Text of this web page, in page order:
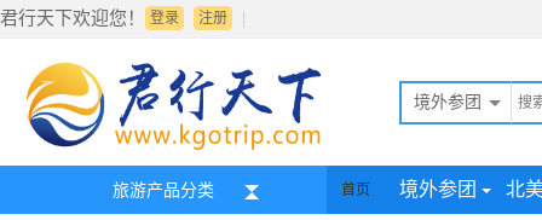
君行天下欢迎您！ 登录 |
注册
境外参团
旅游产品分类 首页 境外参团 北